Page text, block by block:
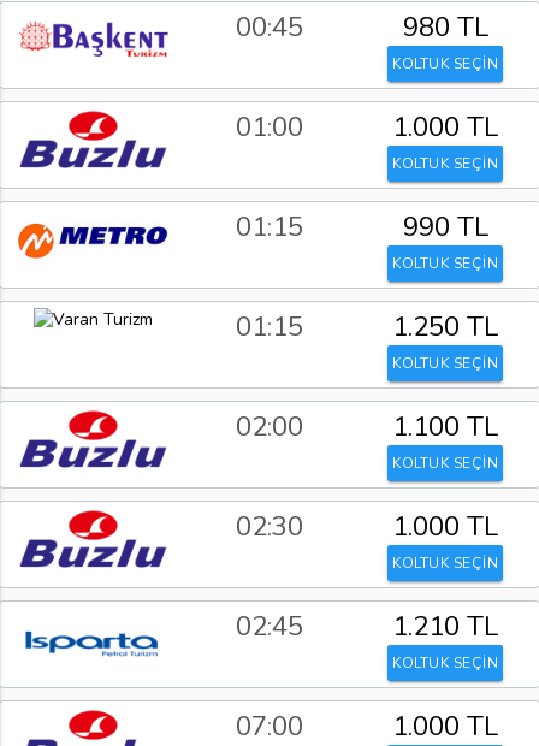
00:45 980 TL
KOLTUK SEÇİN
01:00 1.000 TL
KOLTUK SEÇİN
01:15 990 TL
KOLTUK SEÇİN
01:15 1.250 TL
KOLTUK SEÇİN
02:00 1.100 TL
KOLTUK SEÇİN
02:30 1.000 TL
KOLTUK SEÇİN
02:45 1.210 TL
KOLTUK SEÇİN
07:00 1.000 TL